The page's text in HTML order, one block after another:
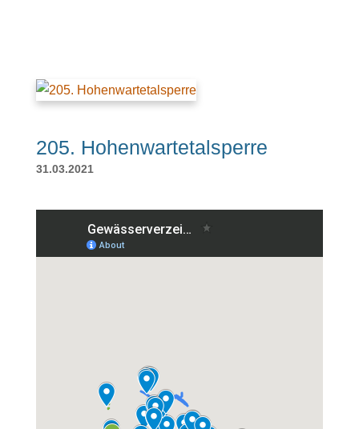
205. Hohenwartetalsperre
31.03.2021